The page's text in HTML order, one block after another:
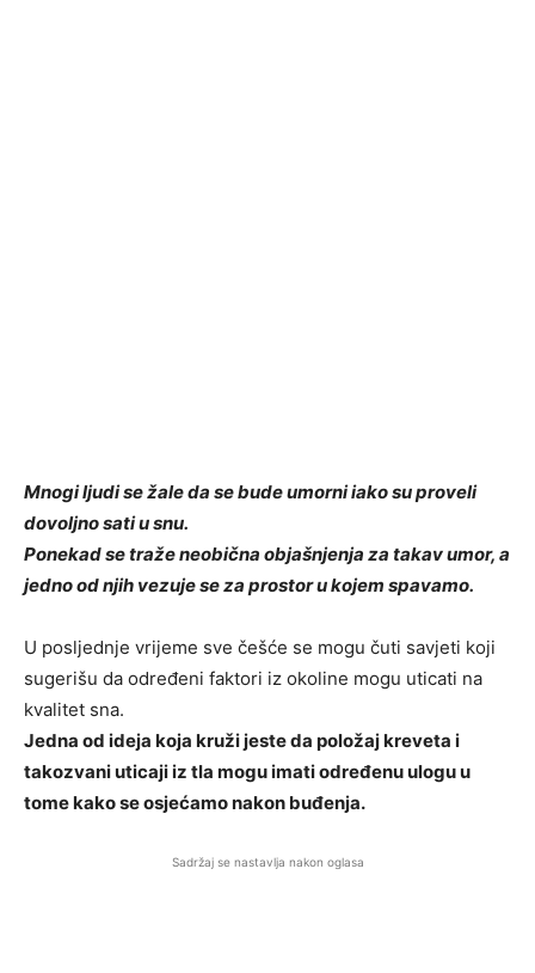
Mnogi ljudi se žale da se bude umorni iako su proveli
dovoljno sati u snu.
Ponekad se traže neobična objašnjenja za takav umor, a
jedno od njih vezuje se za prostor u kojem spavamo.
U posljednje vrijeme sve češće se mogu čuti savjeti koji
sugerišu da određeni faktori iz okoline mogu uticati na
kvalitet sna.
Jedna od ideja koja kruži jeste da položaj kreveta i
takozvani uticaji iz tla mogu imati određenu ulogu u
tome kako se osjećamo nakon buđenja.
Sadržaj se nastavlja nakon oglasa